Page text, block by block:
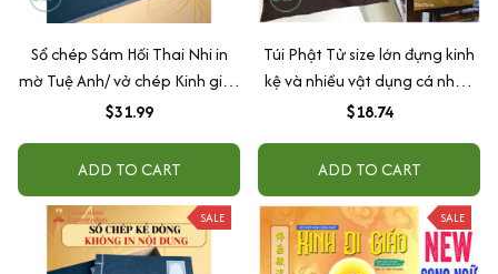
Sổ chép Sám Hối Thai Nhi in
mờ Tuệ Anh/ vở chép Kinh giấy
cổ (Tặng kèm Hộp đựng)
$31.99
ADD TO CART
Túi Phật Tử size lớn đựng kinh
kệ và nhiều vật dụng cá nhân
vải thô thêu sen bền đẹp
$18.74
ADD TO CART
SALE SALE